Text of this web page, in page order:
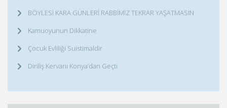
BÖYLESİ KARA GÜNLERİ RABBİMİZ TEKRAR YAŞATMASIN
Kamuoyunun Dikkatine
Çocuk Evliliği Suistimaldir
Diriliş Kervanı Konya’dan Geçti